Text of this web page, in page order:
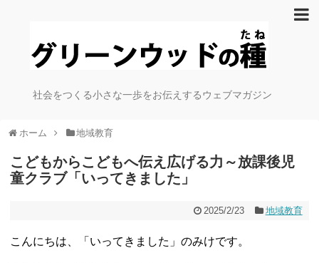
社会をつくる小さな一歩をお伝えするウェブマガジン
ホーム 地域教育
こどもからこどもへ伝え広げる力～放課後児
童クラブ「いってきました」
2025/2/23 地域教育
こんにちは、「いってきました」のみけです。